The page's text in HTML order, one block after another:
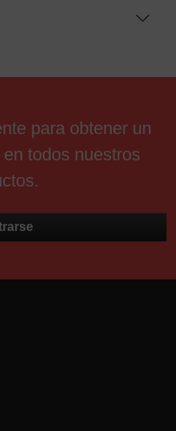
para obtener un
todos nuestros